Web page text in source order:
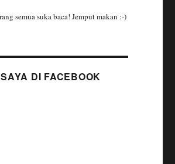
semua suka baca! Jemput makan :-)
DI FACEBOOK